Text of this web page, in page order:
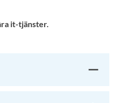
it-tjänster.